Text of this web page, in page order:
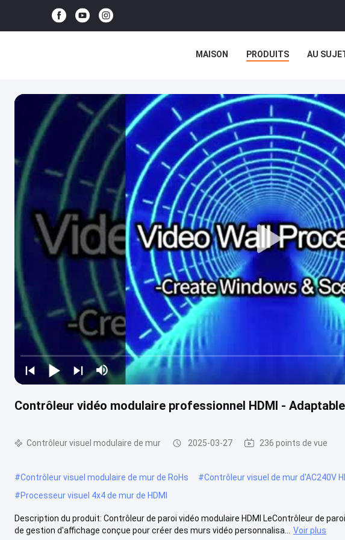
MAISON PRODUITS AU
Contrôleur vidéo modulaire professionnel HDMI -
Contrôleur visuel modulaire de mur 2025-03-27 236 points de vue
#Contrôleur visuel modulaire de mur de RoHs #Contrôleur visuel de mur d'AC240V
#Processeur visuel 4x4 de mur de HDMI
Description du produit: Contrôleur de paroi vidéo modulaire HDMI LeContrôleur de
de gestion d'affichage conçue pour créer des murs vidéo personnalisa...
Voir plus